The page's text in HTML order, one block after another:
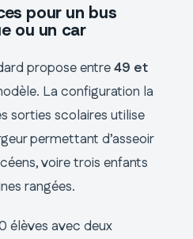
pour un bus
ou un car
propose entre49 et
La configuration la
sorties scolaires utilise
permettant d’asseoir
voire trois enfants
rangées.
élèves avec deux